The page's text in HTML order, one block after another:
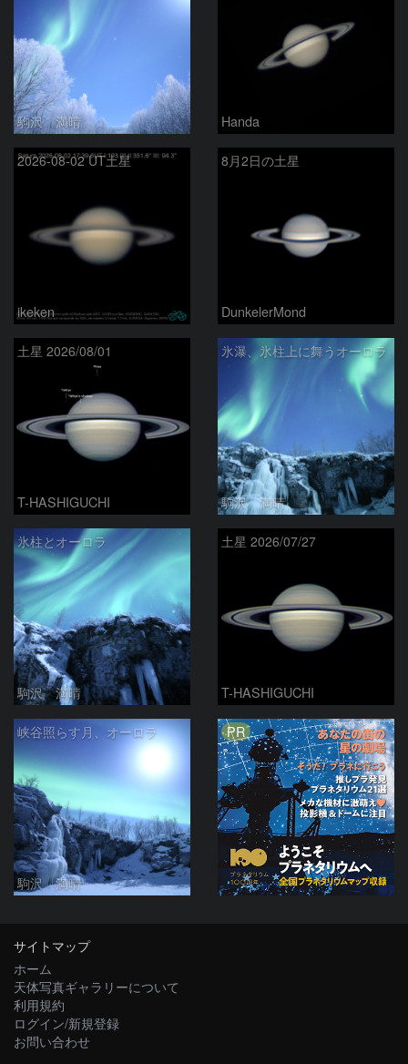
駒沢 満晴 Handa
2026-08-02 UT土星
ikeken
8月2日の土星
DunkelerMond
土星 2026/08/01
T-HASHIGUCHI
氷瀑、氷柱上に舞うオーロラ
駒沢 満晴
氷柱とオーロラ
駒沢 満晴
土星 2026/07/27
T-HASHIGUCHI
峡谷照らす月、オーロラ
駒沢 満晴
PR
サイトマップ
ホーム
天体写真ギャラリーについて
利用規約
ログイン/新規登録
お問い合わせ